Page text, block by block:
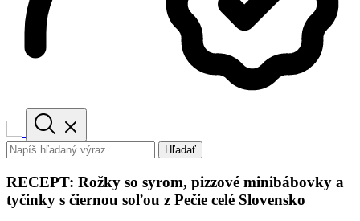
Hľadať
RECEPT: Rožky so syrom, pizzové minibábovky a
tyčinky s čiernou soľou z Pečie celé Slovensko